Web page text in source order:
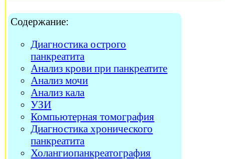
Содержание:
Диагностика острого
панкреатита
Анализ крови при панкреатите
Анализ мочи
Анализ кала
УЗИ
Компьютерная томография
Диагностика хронического
панкреатита
Холангиопанкреатография